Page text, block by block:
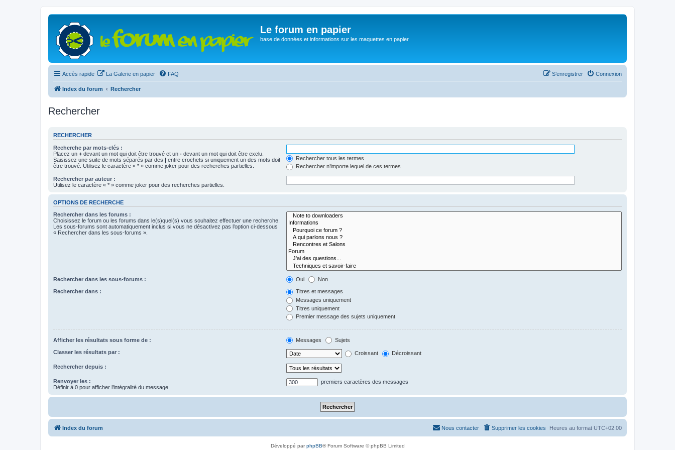
Le forum en papier
base de données et informations sur les maquettes en papier
Accès rapide La Galerie en papier FAQ Connexion
S’enregistrer
Index du forum Rechercher
Rechercher
RECHERCHER
Recherche par mots-clés :
Placez un + devant un mot qui doit être trouvé et un - devant un mot qui doit être exclu.
Saisissez une suite de mots séparés par des | entre crochets si uniquement un des mots doit
être trouvé. Utilisez le caractère « * » comme joker pour des recherches partielles.
Rechercher tous les termes
Rechercher n’importe lequel de ces termes
Rechercher par auteur :
Utilisez le caractère « * » comme joker pour des recherches partielles.
OPTIONS DE RECHERCHE
Rechercher dans les forums :
Choisissez le forum ou les forums dans le(s)quel(s) vous souhaitez effectuer une recherche.
Les sous-forums sont automatiquement inclus si vous ne désactivez pas l’option ci-dessous
« Rechercher dans les sous-forums ».
Rechercher dans les sous-forums : Oui Non
Rechercher dans :
Titres et messages
Messages uniquement
Titres uniquement
Premier message des sujets uniquement
Afficher les résultats sous forme de : Messages Sujets
Classer les résultats par : Croissant Décroissant
Rechercher depuis :
Renvoyer les :
Définir à 0 pour afficher l’intégralité du message.
premiers caractères des messages
Index du forum Heures au format UTC+02:00
Supprimer les cookies
Nous contacter
Développé parphpBB® Forum Software © phpBB Limited